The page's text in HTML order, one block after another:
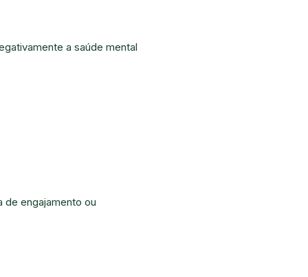
a saúde mental
engajamento ou